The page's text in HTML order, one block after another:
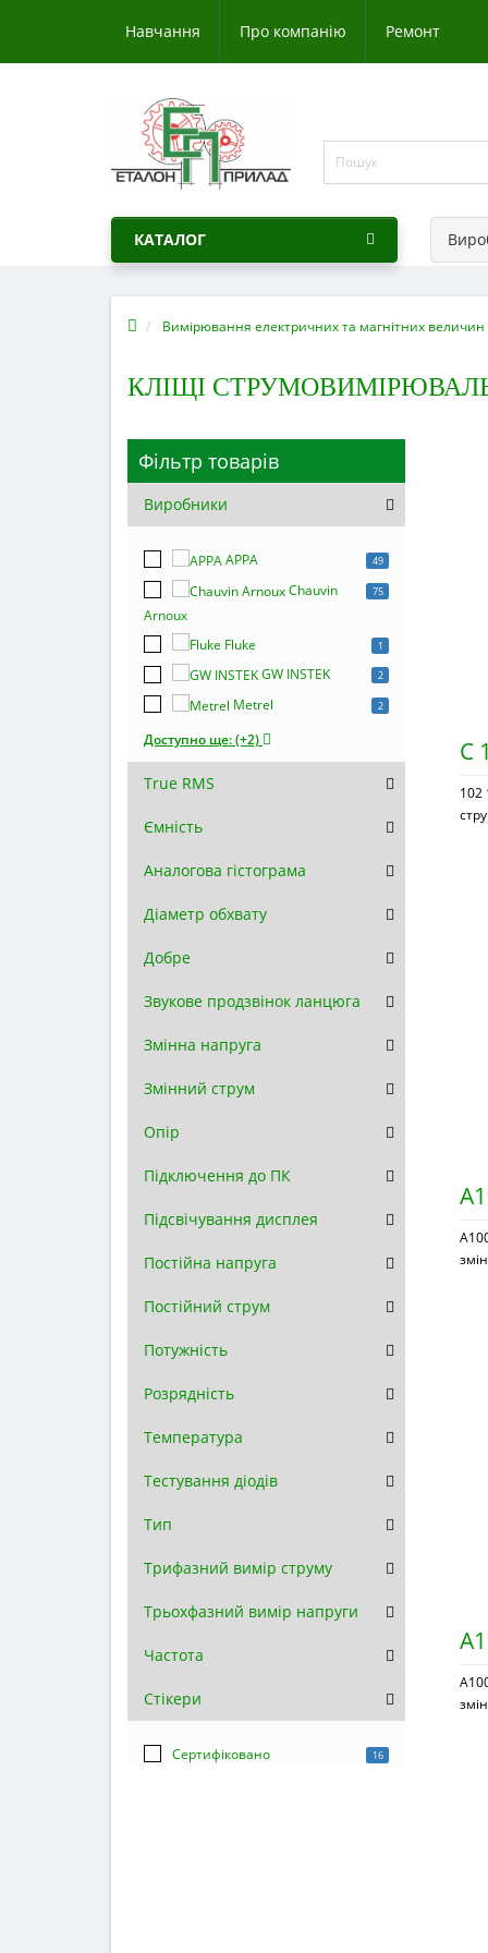
Навчання Про компанію Ремонт
КАТАЛОГ
Вимірювання електричних та магнітних величин
КЛІЩІ
Фільтр товарів
Виробники
APPA 49
Chauvin
Arnoux
75
Fluke 1
GW INSTEK 2
Metrel 2
Доступно ще: (+2)
True RMS
Ємність
Аналогова гістограма
Діаметр обхвату
Добре
Звукове продзвінок ланцюга
Змінна напруга
Змінний струм
Опір
Підключення до ПК
Підсвічування дисплея
Постійна напруга
Постійний струм
Потужність
Розрядність
Температура
Тестування діодів
Тип
Трифазний вимір струму
Трьохфазний вимір напруги
Частота
Стікери
Сертифіковано 16
С
102